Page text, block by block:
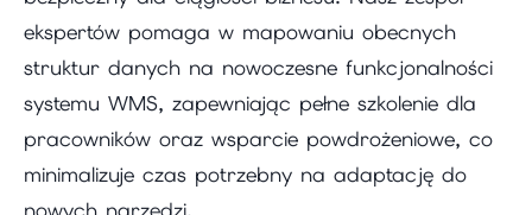
ekspertów pomaga w mapowaniu obecnych
struktur danych na nowoczesne funkcjonalności
systemu WMS, zapewniając pełne szkolenie dla
pracowników oraz wsparcie powdrożeniowe, co
minimalizuje czas potrzebny na adaptację do